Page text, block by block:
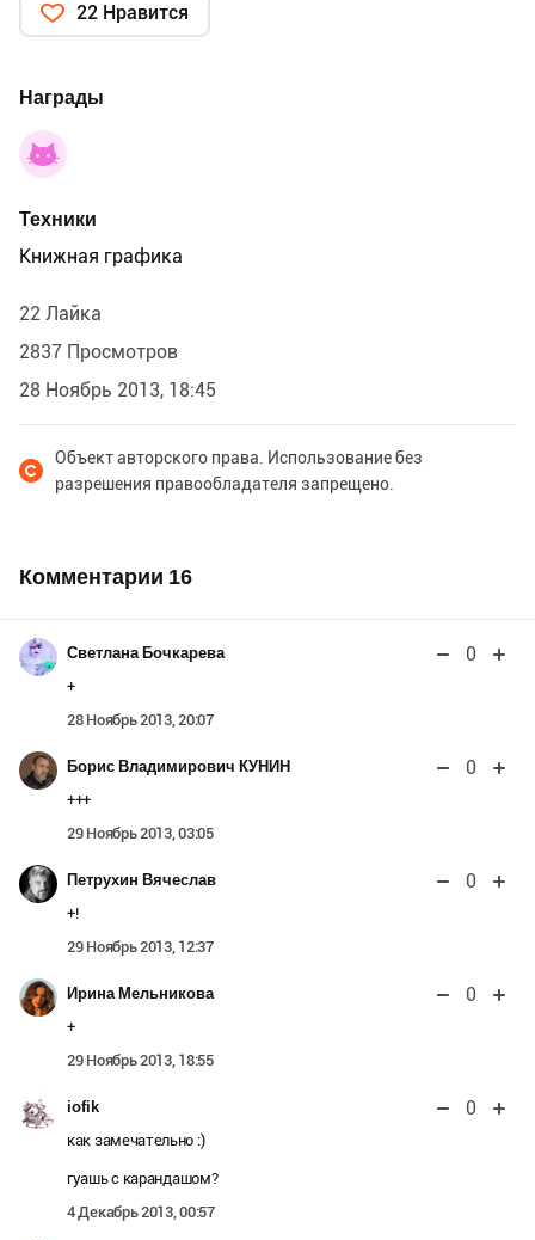
22 Нравится
Награды
Техники
Книжная графика
22 Лайка
2837 Просмотров
28 Ноябрь 2013, 18:45
Объект авторского права. Использование без
разрешения правообладателя запрещено.
Комментарии 16
Светлана Бочкарева 0
+
28 Ноябрь 2013, 20:07
Борис Владимирович КУНИН 0
+++
29 Ноябрь 2013, 03:05
Петрухин Вячеслав 0
+!
29 Ноябрь 2013, 12:37
Ирина Мельникова 0
+
29 Ноябрь 2013, 18:55
iofik 0
как замечательно :)
гуашь с карандашом?
4 Декабрь 2013, 00:57